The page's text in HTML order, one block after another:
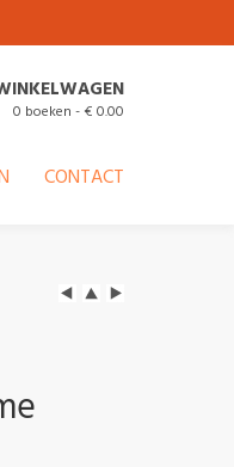
0 boeken - € 0.00
CONTACT